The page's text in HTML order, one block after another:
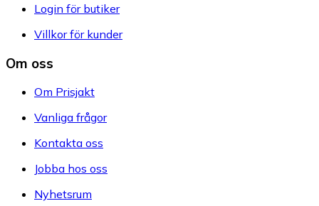
Login för butiker
Villkor för kunder
Om oss
Om Prisjakt
Vanliga frågor
Kontakta oss
Jobba hos oss
Nyhetsrum